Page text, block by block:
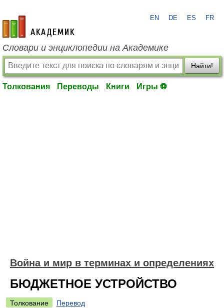
academic.ru
EN DE ES FR
Словари и энциклопедии на Академике
Найти!
Толкования Переводы Книги Игры ⚽
Война и мир в терминах и определениях
БЮДЖЕТНОЕ УСТРОЙСТВО
Толкование
Перевод